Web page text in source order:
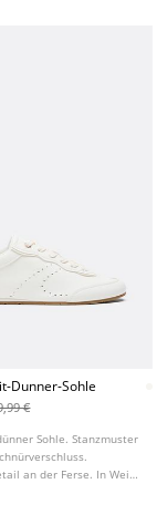
Dunner-Sohle
€
Sohle. Stanzmuster
an der Ferse. In Weiß